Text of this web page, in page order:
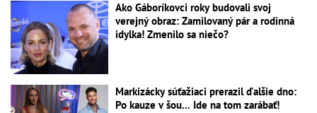
Ako Gáboríkovci roky budovali svoj
verejný obraz: Zamilovaný pár a rodinná
idylka! Zmenilo sa niečo?
Markizácky súťažiaci prerazil ďalšie dno:
Po kauze v šou... Ide na tom zarábať!